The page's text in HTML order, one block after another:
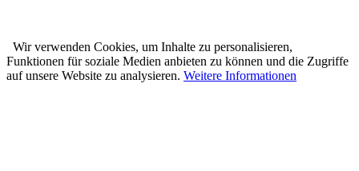
Wir verwenden Cookies, um Inhalte zu personalisieren,
Funktionen für soziale Medien anbieten zu können und die Zugriffe
auf unsere Website zu analysieren. Weitere Informationen